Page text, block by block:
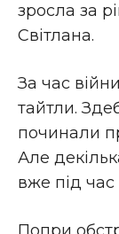
зросла за
Світлана.
За час
тайтли.
починали
Але
вже під час